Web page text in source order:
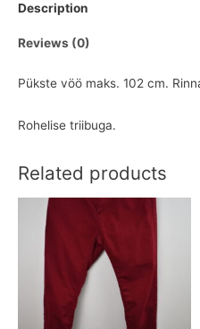
Description
Reviews (0)
Pükste vöö maks. 102 cm.
Rohelise triibuga.
Related products